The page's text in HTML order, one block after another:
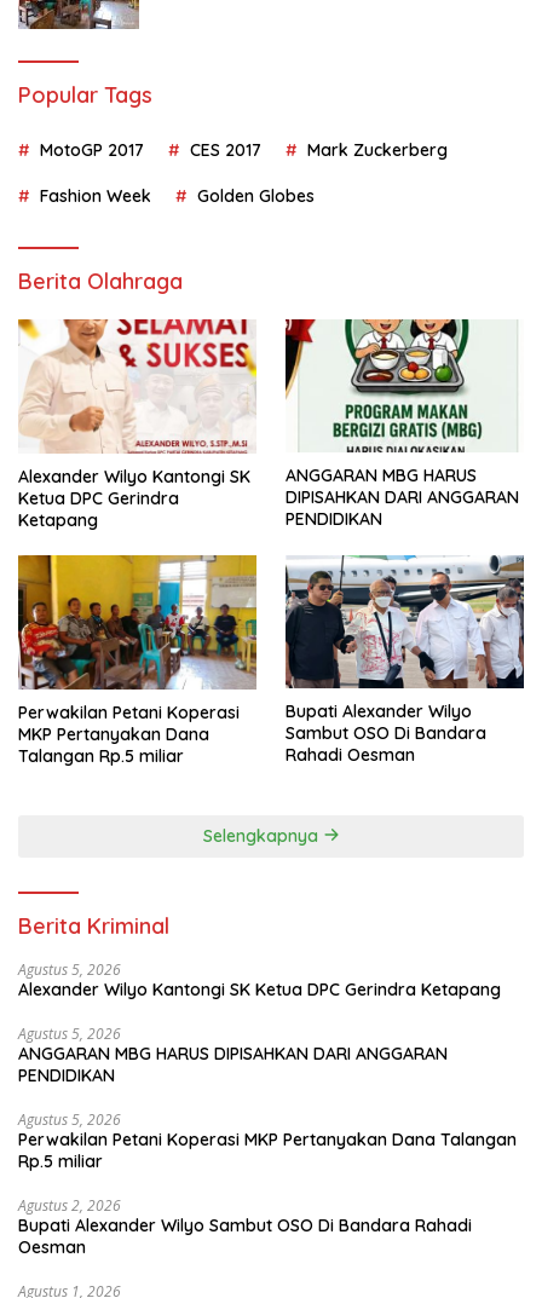
Popular Tags
MotoGP 2017 CES 2017 Mark Zuckerberg
Fashion Week Golden Globes
Berita Olahraga
Alexander Wilyo Kantongi SK
Ketua DPC Gerindra
Ketapang
ANGGARAN MBG HARUS
DIPISAHKAN DARI ANGGARAN
PENDIDIKAN
Perwakilan Petani Koperasi
MKP Pertanyakan Dana
Talangan Rp.5 miliar
Bupati Alexander Wilyo
Sambut OSO Di Bandara
Rahadi Oesman
Selengkapnya
Berita Kriminal
Agustus 5, 2026
Alexander Wilyo Kantongi SK Ketua DPC Gerindra Ketapang
Agustus 5, 2026
ANGGARAN MBG HARUS DIPISAHKAN DARI ANGGARAN
PENDIDIKAN
Agustus 5, 2026
Perwakilan Petani Koperasi MKP Pertanyakan Dana Talangan
Rp.5 miliar
Agustus 2, 2026
Bupati Alexander Wilyo Sambut OSO Di Bandara Rahadi
Oesman
Agustus 1, 2026